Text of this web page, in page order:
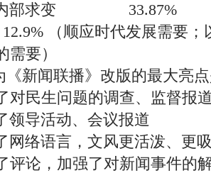
部求变 33.87%
（顺应时代发展需要；
需要）
新闻联播》改版的最大亮点
民生问题的调查、监督
领导活动、会议报道
络语言，文风更活泼、更
论，加强了对新闻事件的解